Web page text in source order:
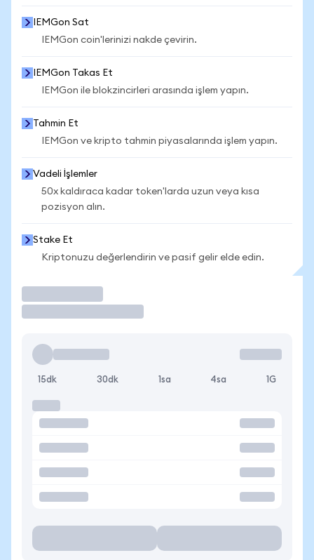
IEMGon Sat
IEMGon coin'lerinizi nakde çevirin.
IEMGon Takas Et
IEMGon ile blokzincirleri arasında işlem yapın.
Tahmin Et
IEMGon ve kripto tahmin piyasalarında işlem yapın.
Vadeli İşlemler
50x kaldıraca kadar token'larda uzun veya kısa
pozisyon alın.
Stake Et
Kriptonuzu değerlendirin ve pasif gelir elde edin.
15dk 30dk 1sa 4sa 1G